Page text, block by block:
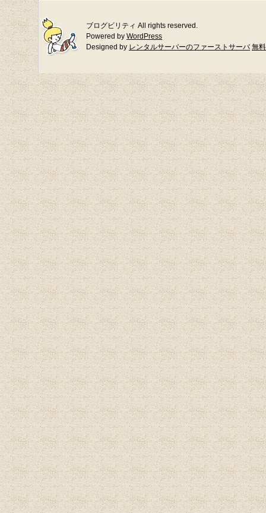
ブログビリティ All rights reserved.
Powered by WordPress
Designed by レンタルサーバーのファーストサーバ 無